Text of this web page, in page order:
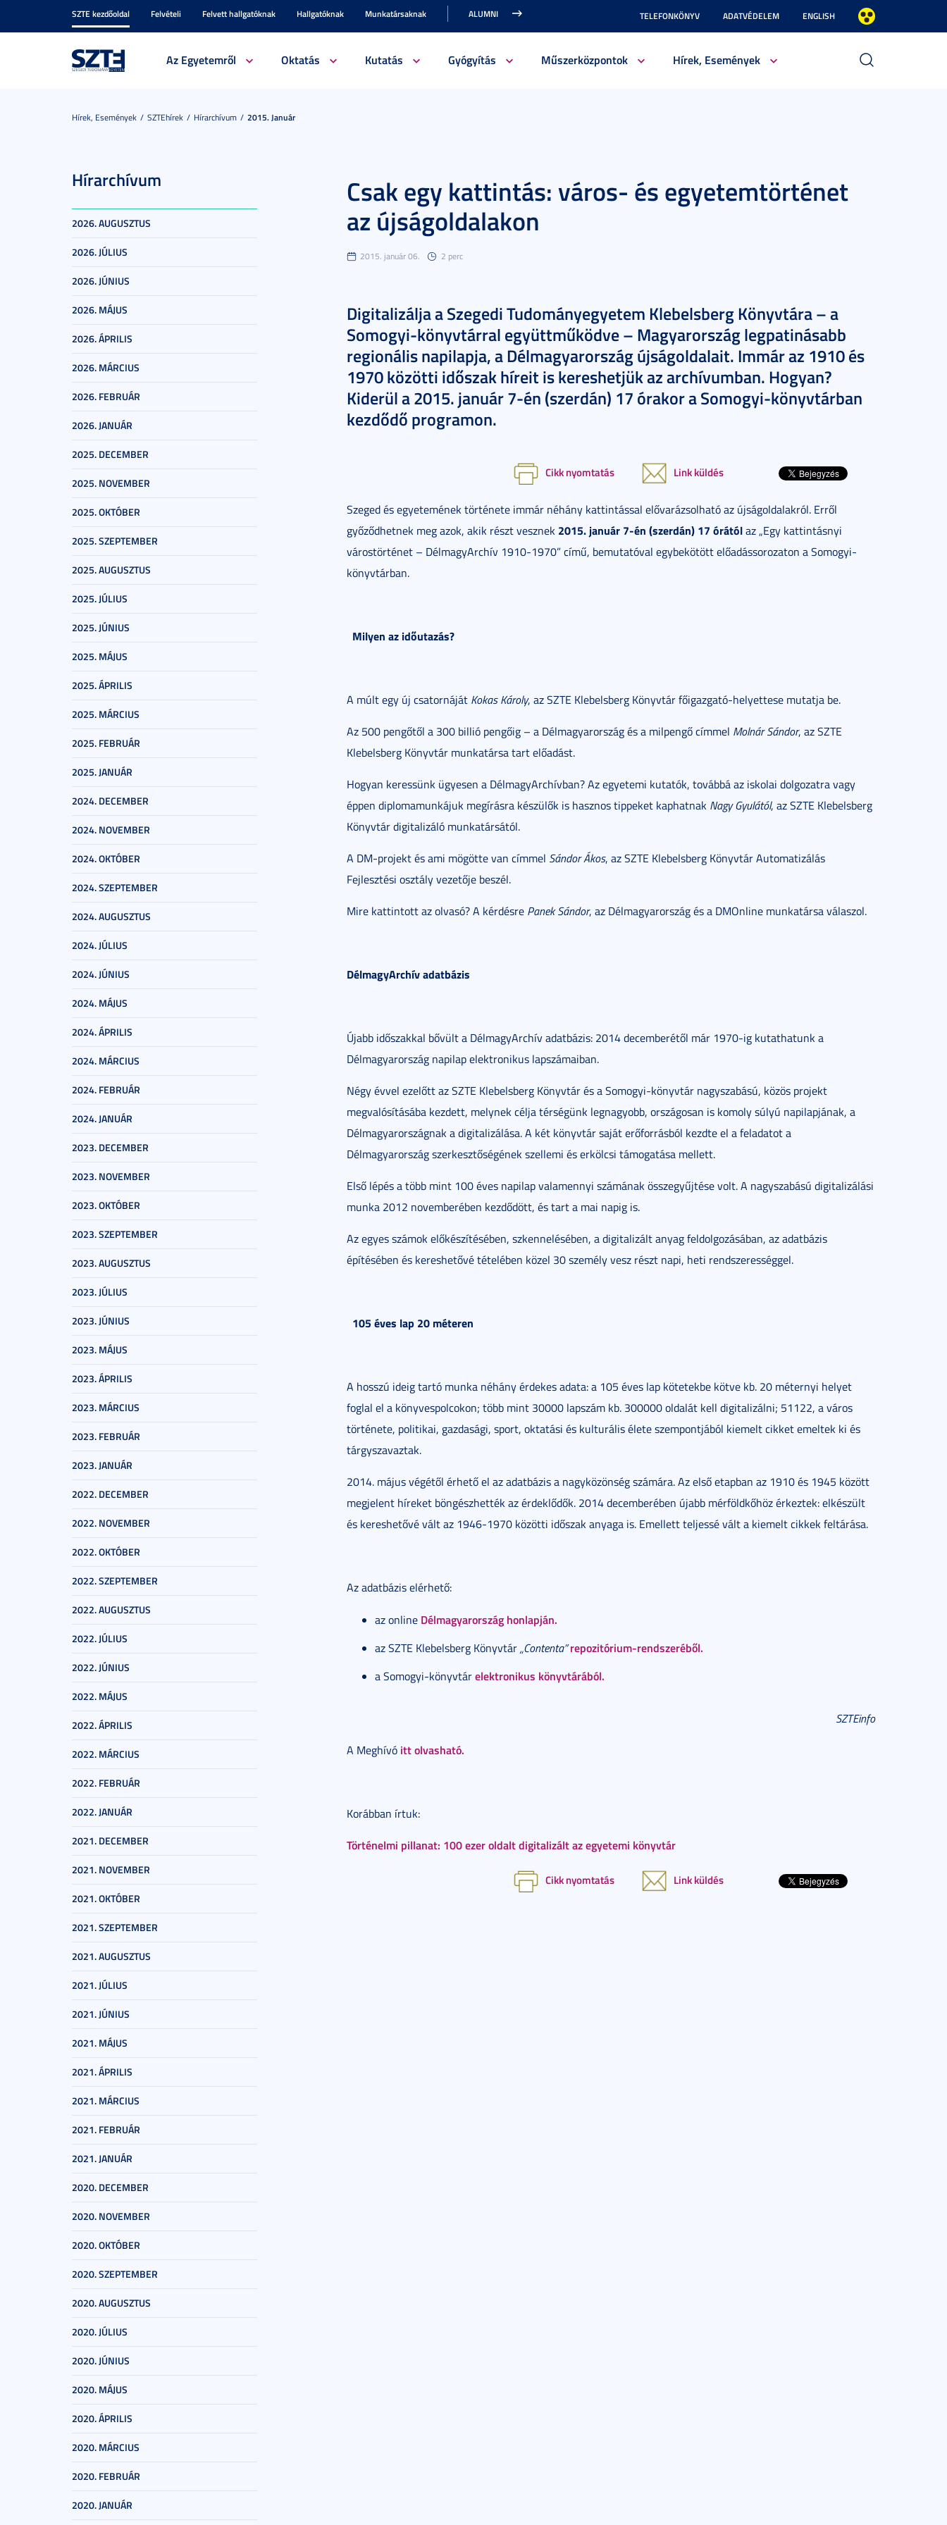
SZTE kezdőoldal Felvételi Felvett hallgatóknak Hallgatóknak Munkatársaknak ALUMNI TELEFONKÖNYV ADATVÉDELEM ENGLISH
Az Egyetemről Oktatás Kutatás Gyógyítás Műszerközpontok Hírek, Események
Hírek, Események SZTEhírek Hírarchívum 2015. Január
Hírarchívum
2026. AUGUSZTUS
2026. JÚLIUS
2026. JÚNIUS
2026. MÁJUS
2026. ÁPRILIS
2026. MÁRCIUS
2026. FEBRUÁR
2026. JANUÁR
2025. DECEMBER
2025. NOVEMBER
2025. OKTÓBER
2025. SZEPTEMBER
2025. AUGUSZTUS
2025. JÚLIUS
2025. JÚNIUS
2025. MÁJUS
2025. ÁPRILIS
2025. MÁRCIUS
2025. FEBRUÁR
2025. JANUÁR
2024. DECEMBER
2024. NOVEMBER
2024. OKTÓBER
2024. SZEPTEMBER
2024. AUGUSZTUS
2024. JÚLIUS
2024. JÚNIUS
2024. MÁJUS
2024. ÁPRILIS
2024. MÁRCIUS
2024. FEBRUÁR
2024. JANUÁR
2023. DECEMBER
2023. NOVEMBER
2023. OKTÓBER
2023. SZEPTEMBER
2023. AUGUSZTUS
2023. JÚLIUS
2023. JÚNIUS
2023. MÁJUS
2023. ÁPRILIS
2023. MÁRCIUS
2023. FEBRUÁR
2023. JANUÁR
2022. DECEMBER
2022. NOVEMBER
2022. OKTÓBER
2022. SZEPTEMBER
2022. AUGUSZTUS
2022. JÚLIUS
2022. JÚNIUS
2022. MÁJUS
2022. ÁPRILIS
2022. MÁRCIUS
2022. FEBRUÁR
2022. JANUÁR
2021. DECEMBER
2021. NOVEMBER
2021. OKTÓBER
2021. SZEPTEMBER
2021. AUGUSZTUS
2021. JÚLIUS
2021. JÚNIUS
2021. MÁJUS
2021. ÁPRILIS
2021. MÁRCIUS
2021. FEBRUÁR
2021. JANUÁR
2020. DECEMBER
2020. NOVEMBER
2020. OKTÓBER
2020. SZEPTEMBER
2020. AUGUSZTUS
2020. JÚLIUS
2020. JÚNIUS
2020. MÁJUS
2020. ÁPRILIS
2020. MÁRCIUS
2020. FEBRUÁR
2020. JANUÁR
Csak egy kattintás: város- és egyetemtörténet
az újságoldalakon
2015. január 06. 2 perc
Digitalizálja a Szegedi Tudományegyetem Klebelsberg Könyvtára – a
Somogyi-könyvtárral együttműködve – Magyarország legpatinásabb
regionális napilapja, a Délmagyarország újságoldalait. Immár az 1910 és
1970 közötti időszak híreit is kereshetjük az archívumban. Hogyan?
Kiderül a 2015. január 7-én (szerdán) 17 órakor a Somogyi-könyvtárban
kezdődő programon.
Cikk nyomtatás Link küldés
Szeged és egyetemének története immár néhány kattintással elővarázsolható az újságoldalakról. Erről
győződhetnek meg azok, akik részt vesznek 2015. január 7-én (szerdán) 17 órátólaz „Egy kattintásnyi
várostörténet – DélmagyArchív 1910-1970” című, bemutatóval egybekötött előadássorozaton a Somogyi-
könyvtárban.
Milyen az időutazás?
A múlt egy új csatornáját Kokas Károly, az SZTE Klebelsberg Könyvtár főigazgató-helyettese mutatja be.
Az 500 pengőtől a 300 billió pengőig – a Délmagyarország és a milpengő címmel Molnár Sándor, az SZTE
Klebelsberg Könyvtár munkatársa tart előadást.
Hogyan keressünk ügyesen a DélmagyArchívban? Az egyetemi kutatók, továbbá az iskolai dolgozatra vagy
éppen diplomamunkájuk megírásra készülők is hasznos tippeket kaphatnak Nagy Gyulától, az SZTE Klebelsberg
Könyvtár digitalizáló munkatársától.
A DM-projekt és ami mögötte van címmel Sándor Ákos, az SZTE Klebelsberg Könyvtár Automatizálás
Fejlesztési osztály vezetője beszél.
Mire kattintott az olvasó? A kérdésre Panek Sándor, az Délmagyarország és a DMOnline munkatársa válaszol.
DélmagyArchív adatbázis
Újabb időszakkal bővült a DélmagyArchív adatbázis: 2014 decemberétől már 1970-ig kutathatunk a
Délmagyarország napilap elektronikus lapszámaiban.
Négy évvel ezelőtt az SZTE Klebelsberg Könyvtár és a Somogyi-könyvtár nagyszabású, közös projekt
megvalósításába kezdett, melynek célja térségünk legnagyobb, országosan is komoly súlyú napilapjának, a
Délmagyarországnak a digitalizálása. A két könyvtár saját erőforrásból kezdte el a feladatot a
Délmagyarország szerkesztőségének szellemi és erkölcsi támogatása mellett.
Első lépés a több mint 100 éves napilap valamennyi számának összegyűjtése volt. A nagyszabású digitalizálási
munka 2012 novemberében kezdődött, és tart a mai napig is.
Az egyes számok előkészítésében, szkennelésében, a digitalizált anyag feldolgozásában, az adatbázis
építésében és kereshetővé tételében közel 30 személy vesz részt napi, heti rendszerességgel.
105 éves lap 20 méteren
A hosszú ideig tartó munka néhány érdekes adata: a 105 éves lap kötetekbe kötve kb. 20 méternyi helyet
foglal el a könyvespolcokon; több mint 30000 lapszám kb. 300000 oldalát kell digitalizálni; 51122, a város
története, politikai, gazdasági, sport, oktatási és kulturális élete szempontjából kiemelt cikket emeltek ki és
tárgyszavaztak.
2014. május végétől érhető el az adatbázis a nagyközönség számára. Az első etapban az 1910 és 1945 között
megjelent híreket böngészhették az érdeklődők. 2014 decemberében újabb mérföldkőhöz érkeztek: elkészült
és kereshetővé vált az 1946-1970 közötti időszak anyaga is. Emellett teljessé vált a kiemelt cikkek feltárása.
Az adatbázis elérhető:
az online Délmagyarország honlapján.
az SZTE Klebelsberg Könyvtár„Contenta” repozitórium-rendszeréből.
a Somogyi-könyvtárelektronikus könyvtárából.
SZTEinfo
A Meghívó itt olvasható.
Korábban írtuk:
Történelmi pillanat: 100 ezer oldalt digitalizált az egyetemi könyvtár
Cikk nyomtatás Link küldés